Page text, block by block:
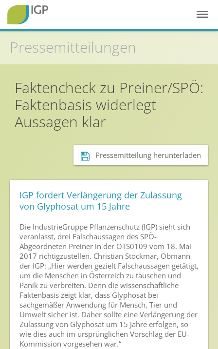
Gesunde Pflanzen
In der Landwirtschaft
Integrierter Pflanzenschutz
Geschichte des Pflanzenschutzes
Umweltschutz
Gesunde Nahrung
Nutzen von Pflanzenschutzmitteln
Sichere Lebensmittel
Zulassung
Gesunde Menschen
Versorgungs- & Ernährungssicherheit
Gepflegtes Eigenheim
Anwenderschutz
Pressemitteilungen
Faktencheck zu Preiner/SPÖ:
Faktenbasis widerlegt
Aussagen klar
Pressemitteilung herunterladen
IGP fordert Verlängerung der Zulassung
von Glyphosat um 15 Jahre
Die IndustrieGruppe Pflanzenschutz (IGP) sieht sich
veranlasst, drei Falschaussagen des SPÖ-
Abgeordneten Preiner in der OTS0109 vom 18. Mai
2017 richtigzustellen. Christian Stockmar, Obmann
der IGP: „Hier werden gezielt Falschaussagen getätigt,
um die Menschen in Österreich zu täuschen und
Panik zu verbreiten. Denn die wissenschaftliche
Faktenbasis zeigt klar, dass Glyphosat bei
sachgemäßer Anwendung für Mensch, Tier und
Umwelt sicher ist. Daher sollte eine Verlängerung der
Zulassung von Glyphosat um 15 Jahre erfolgen, so
wie dies auch im ursprünglichen Vorschlag der EU-
Kommission vorgesehen war.“